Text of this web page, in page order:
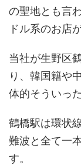
の聖地とも言
ドル系のお店
当社が生野区
り、韓国籍や
体的そういっ
鶴橋駅は環状
難波と全て一
す。